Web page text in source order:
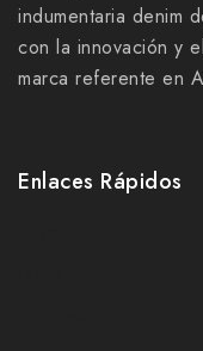
indumentaria denim
con la innovación y
marca referente en
Enlaces Rápidos